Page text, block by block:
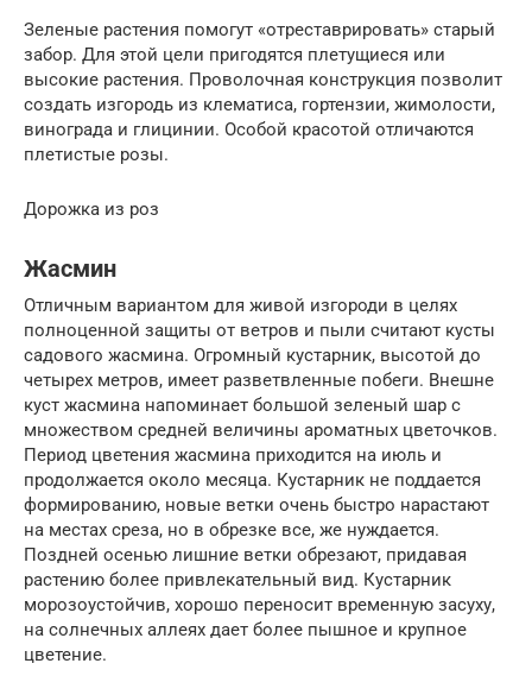
Зеленые растения помогут «отреставрировать» старый
забор. Для этой цели пригодятся плетущиеся или
высокие растения. Проволочная конструкция позволит
создать изгородь из клематиса, гортензии, жимолости,
винограда и глицинии. Особой красотой отличаются
плетистые розы.
Дорожка из роз
Жасмин
Отличным вариантом для живой изгороди в целях
полноценной защиты от ветров и пыли считают кусты
садового жасмина. Огромный кустарник, высотой до
четырех метров, имеет разветвленные побеги. Внешне
куст жасмина напоминает большой зеленый шар с
множеством средней величины ароматных цветочков.
Период цветения жасмина приходится на июль и
продолжается около месяца. Кустарник не поддается
формированию, новые ветки очень быстро нарастают
на местах среза, но в обрезке все, же нуждается.
Поздней осенью лишние ветки обрезают, придавая
растению более привлекательный вид. Кустарник
морозоустойчив, хорошо переносит временную засуху,
на солнечных аллеях дает более пышное и крупное
цветение.